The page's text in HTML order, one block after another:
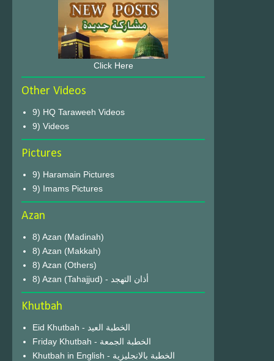
Click Here
Other Videos
9) HQ Taraweeh Videos
9) Videos
Pictures
9) Haramain Pictures
9) Imams Pictures
Azan
8) Azan (Madinah)
8) Azan (Makkah)
8) Azan (Others)
8) Azan (Tahajjud) - أذان التهجد
Khutbah
Eid Khutbah - الخطبة العيد
Friday Khutbah - الخطبة الجمعة
Khutbah in English - الخطبة بالانجليزية